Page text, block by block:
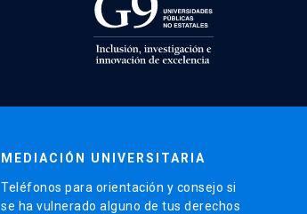
MEDIACIÓN UNIVERSITARIA
Teléfonos para orientación y consejo si
se ha vulnerado alguno de tus derechos